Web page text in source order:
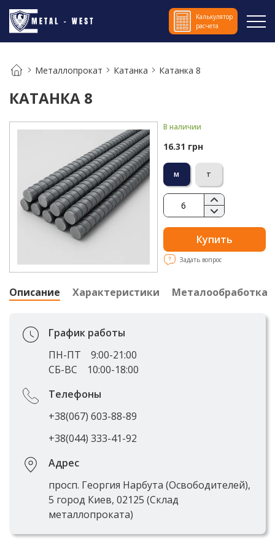
Калькулятор
расчета
Металлопрокат Катанка Катанка 8
КАТАНКА 8
В наличии
16.31 грн
м т
Купить
Задать вопрос
Описание Характеристики Металообработка
График работы
ПН-ПТ
9:00-21:00
СБ-ВС
10:00-18:00
Телефоны
+38(067) 603-88-89
+38(044) 333-41-92
Адрес
просп. Георгия Нарбута (Освободителей),
5 город Киев, 02125 (Склад
металлопроката)